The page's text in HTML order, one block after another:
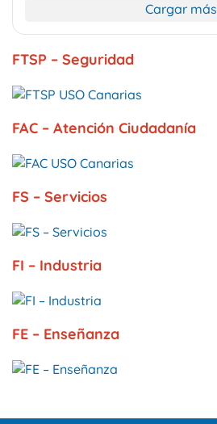
Cargar más
FTSP – Seguridad
FAC – Atención Ciudadanía
FS – Servicios
FI – Industria
FE – Enseñanza